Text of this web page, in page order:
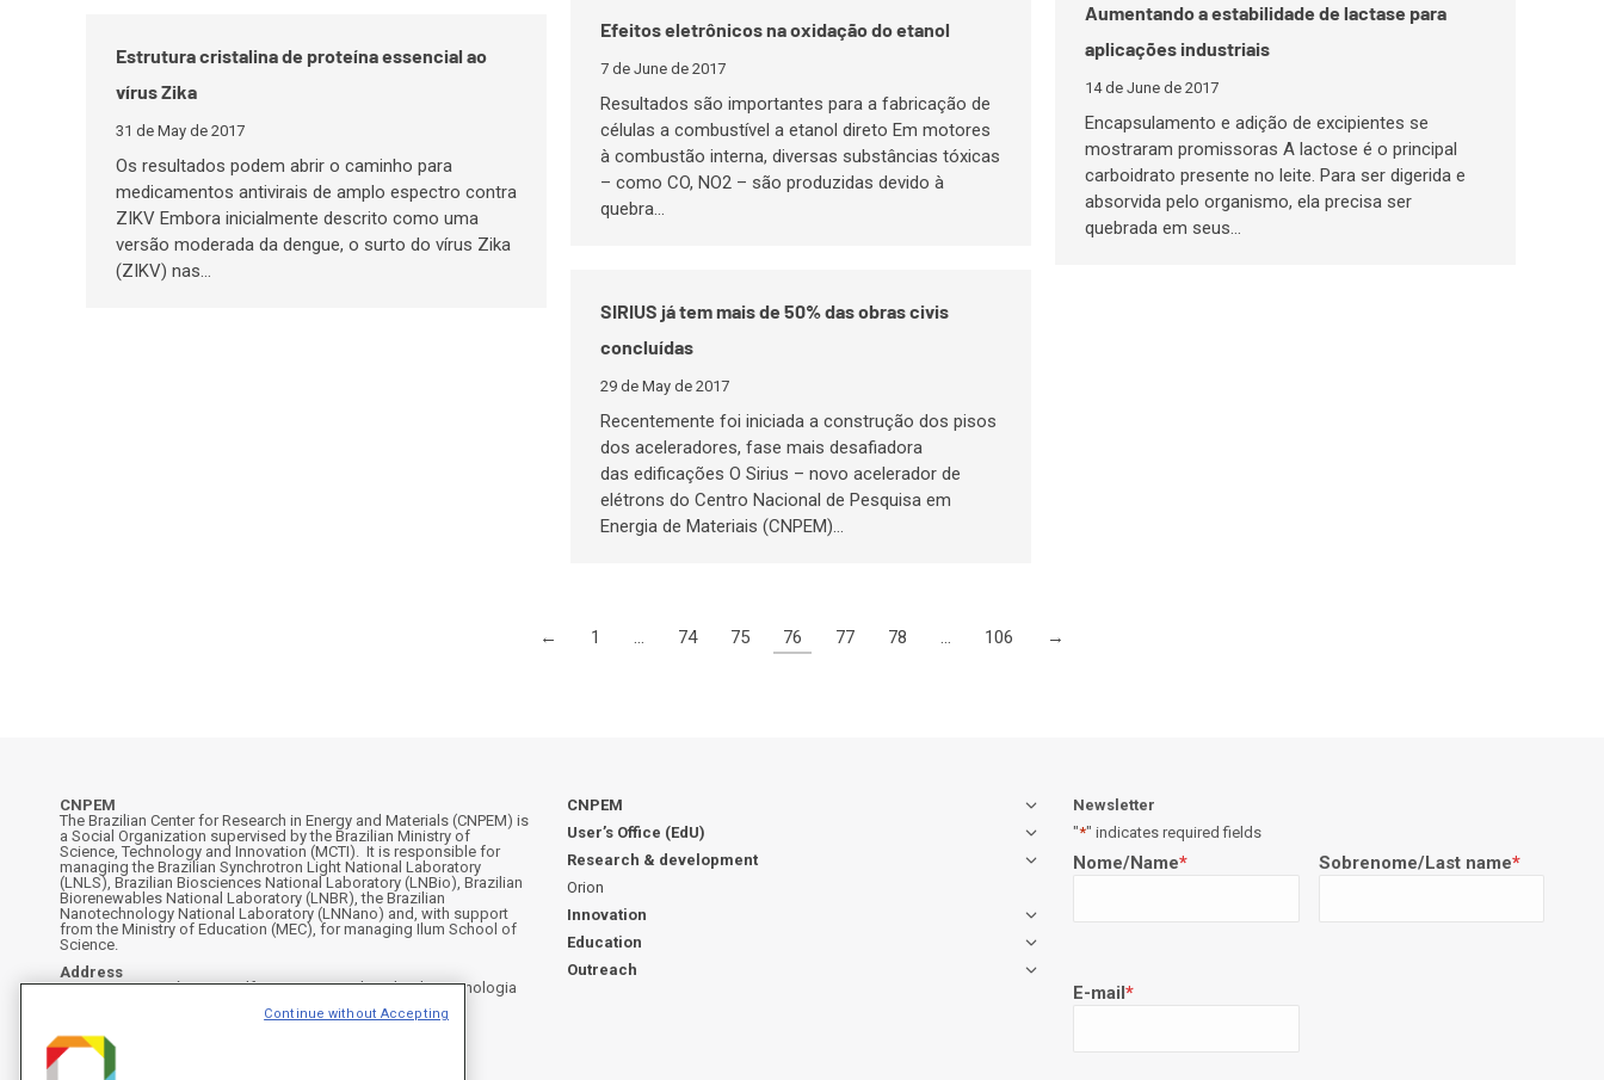
Aumentando a estabilidade de lactase para
aplicações industriais
14 de June de 2017
Encapsulamento e adição de excipientes se
mostraram promissoras A lactose é o principal
carboidrato presente no leite. Para ser digerida e
absorvida pelo organismo, ela precisa ser
quebrada em seus…
Efeitos eletrônicos na oxidação do etanol
7 de June de 2017
Resultados são importantes para a fabricação de
células a combustível a etanol direto Em motores
à combustão interna, diversas substâncias tóxicas
– como CO, NO2 – são produzidas devido à
quebra…
Estrutura cristalina de proteína essencial ao
vírus Zika
31 de May de 2017
Os resultados podem abrir o caminho para
medicamentos antivirais de amplo espectro contra
ZIKV Embora inicialmente descrito como uma
versão moderada da dengue, o surto do vírus Zika
(ZIKV) nas…
SIRIUS já tem mais de 50% das obras civis
concluídas
29 de May de 2017
Recentemente foi iniciada a construção dos pisos
dos aceleradores, fase mais desafiadora
das edificações O Sirius – novo acelerador de
elétrons do Centro Nacional de Pesquisa em
Energia de Materiais (CNPEM)…
← 1 … 74 75 76 77 78 … 106 →
CNPEM
The Brazilian Center for Research in Energy and Materials (CNPEM) is
a Social Organization supervised by the Brazilian Ministry of
Science, Technology and Innovation (MCTI). It is responsible for
managing the Brazilian Synchrotron Light National Laboratory
(LNLS), Brazilian Biosciences National Laboratory (LNBio), Brazilian
Biorenewables National Laboratory (LNBR), the Brazilian
Nanotechnology National Laboratory (LNNano) and, with support
from the Ministry of Education (MEC), for managing Ilum School of
Science.
Address
Rua Giuseppe Máximo Scolfaro, 10.000 - Polo II de Alta Tecnologia
CEP 13083-100, Campinas - SP - Phone: +55 19 3512-1000
Instagram
X
CNPEM
User’s Office (EdU)
Research & development
Orion
Innovation
Education
Outreach
Newsletter
"*" indicates required fields
Nome/Name* Sobrenome/Last name*
E-mail*
Continue without Accepting